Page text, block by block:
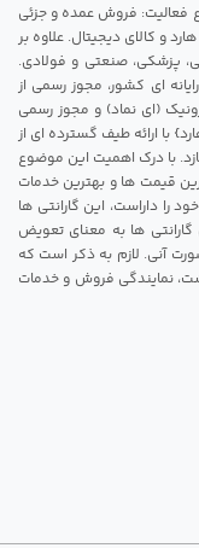
{فروشگاه اینترنتی می هارد}؛ مرجع قیمت روزانه هارد. شروع فعالیت: سال 1395. نوع فعالیت: فروش عمده و جزئی
و کالای دیجیتال. علاوه بر
پزشکی، صنعتی و فولادی.
ای کشور، مجوز رسمی از
(ای نماد) و مجوز رسمی
با ارائه طیف گسترده ای از
با درک اهمیت این موضوع
قیمت ها و بهترین خدمات
را داراست، این گارانتی ها
هارد می باشد. این گارانتی ها به معنای تعویض
آنی. لازم به ذکر است که
نمایندگی فروش و خدمات